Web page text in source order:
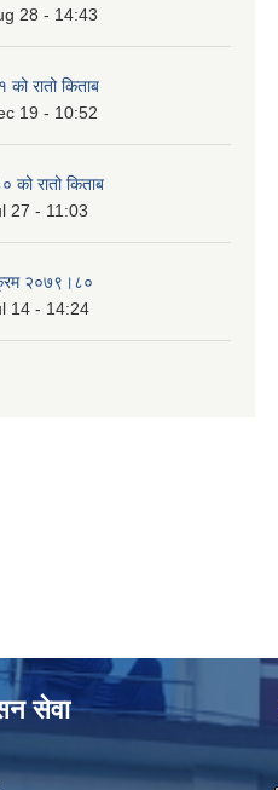
28 - 14:43
रातो किताब
19 - 10:52
रातो किताब
27 - 11:03
२०७९।८०
14 - 14:24
सेवा